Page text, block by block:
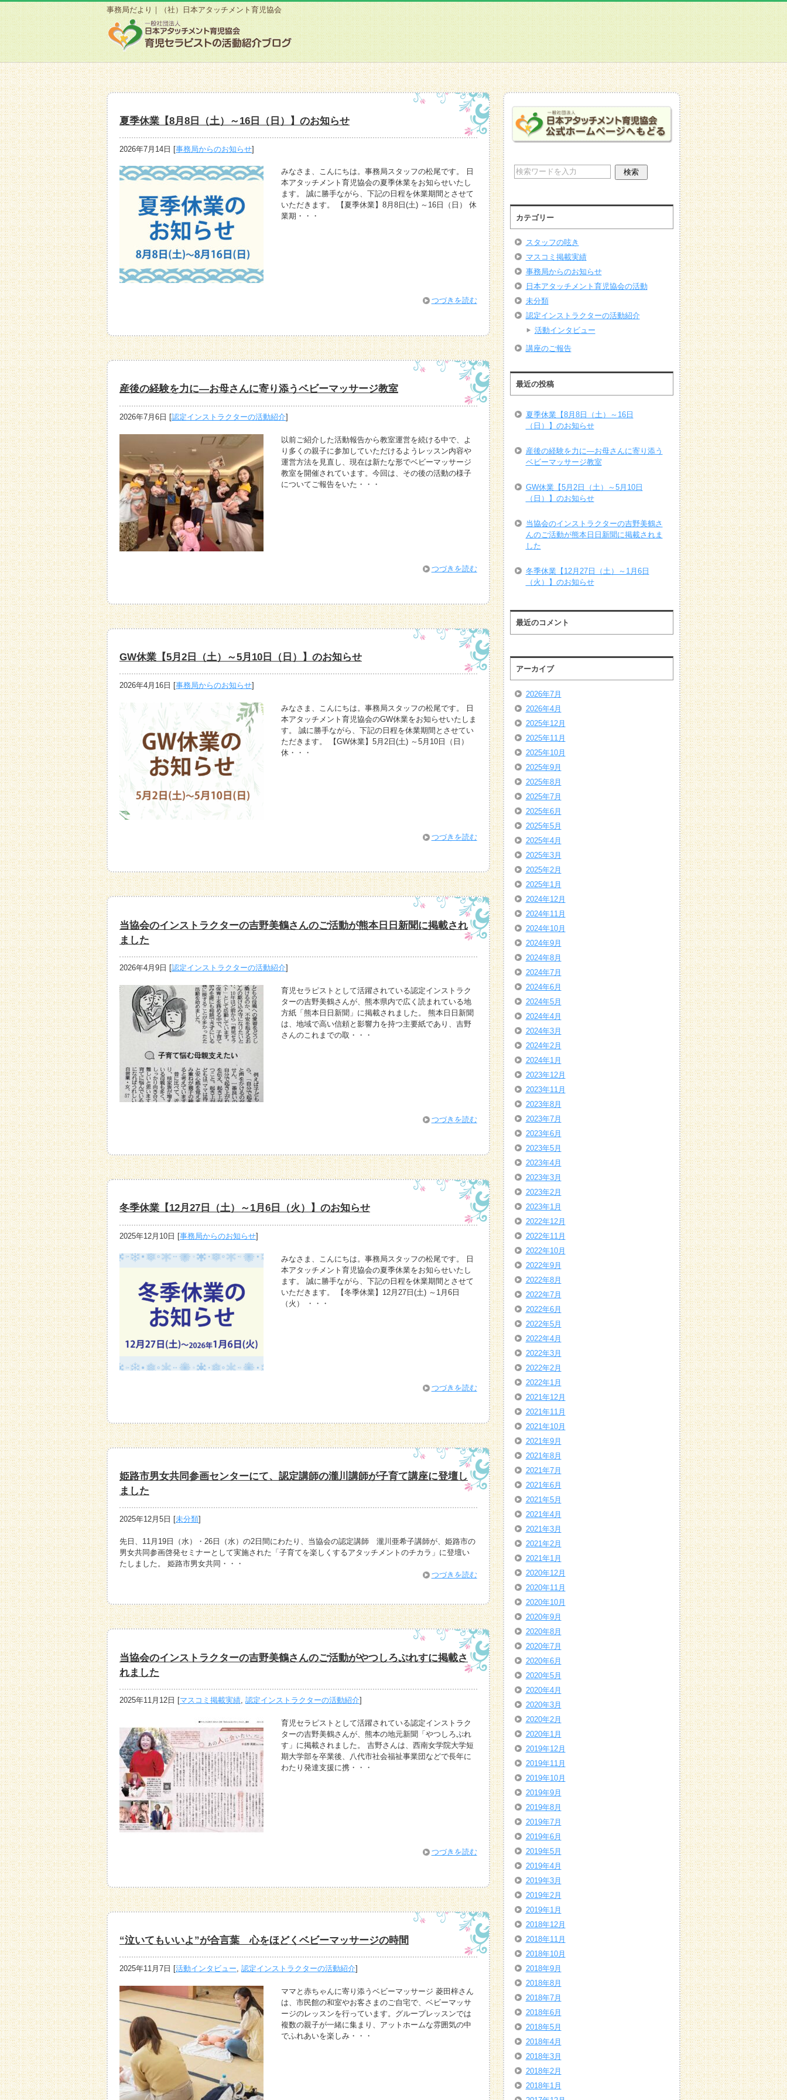
事務局だより｜（社）日本アタッチメント育児協会
夏季休業【8月8日（土）～16日（日）】のお知らせ
2026年7月14日 [事務局からのお知らせ]
みなさま、こんにちは。事務局スタッフの松尾です。 日
本アタッチメント育児協会の夏季休業をお知らせいたし
ます。 誠に勝手ながら、下記の日程を休業期間とさせて
いただきます。 【夏季休業】8月8日(土) ～16日（日） 休
業期・・・
つづきを読む
産後の経験を力に―お母さんに寄り添うベビーマッサージ教室
2026年7月6日 [認定インストラクターの活動紹介]
以前ご紹介した活動報告から教室運営を続ける中で、よ
り多くの親子に参加していただけるようレッスン内容や
運営方法を見直し、現在は新たな形でベビーマッサージ
教室を開催されています。今回は、その後の活動の様子
についてご報告をいた・・・
つづきを読む
GW休業【5月2日（土）～5月10日（日）】のお知らせ
2026年4月16日 [事務局からのお知らせ]
みなさま、こんにちは。事務局スタッフの松尾です。 日
本アタッチメント育児協会のGW休業をお知らせいたしま
す。 誠に勝手ながら、下記の日程を休業期間とさせてい
ただきます。 【GW休業】5月2日(土) ～5月10日（日）
休・・・
つづきを読む
当協会のインストラクターの吉野美鶴さんのご活動が熊本日日新聞に掲載され
ました
2026年4月9日 [認定インストラクターの活動紹介]
育児セラピストとして活躍されている認定インストラク
ターの吉野美鶴さんが、熊本県内で広く読まれている地
方紙「熊本日日新聞」に掲載されました。 熊本日日新聞
は、地域で高い信頼と影響力を持つ主要紙であり、吉野
さんのこれまでの取・・・
つづきを読む
冬季休業【12月27日（土）～1月6日（火）】のお知らせ
2025年12月10日 [事務局からのお知らせ]
みなさま、こんにちは。事務局スタッフの松尾です。 日
本アタッチメント育児協会の夏季休業をお知らせいたし
ます。 誠に勝手ながら、下記の日程を休業期間とさせて
いただきます。 【冬季休業】12月27日(土) ～1月6日
（火） ・・・
つづきを読む
姫路市男女共同参画センターにて、認定講師の瀧川講師が子育て講座に登壇し
ました
2025年12月5日 [未分類]
先日、11月19日（水）・26日（水）の2日間にわたり、当協会の認定講師 瀧川亜希子講師が、姫路市の
男女共同参画啓発セミナーとして実施された「子育てを楽しくするアタッチメントのチカラ」に登壇い
たしました。 姫路市男女共同・・・
つづきを読む
当協会のインストラクターの吉野美鶴さんのご活動がやつしろぷれすに掲載さ
れました
2025年11月12日 [マスコミ掲載実績, 認定インストラクターの活動紹介]
育児セラピストとして活躍されている認定インストラク
ターの吉野美鶴さんが、熊本の地元新聞「やつしろぷれ
す」に掲載されました。 吉野さんは、西南女学院大学短
期大学部を卒業後、八代市社会福祉事業団などで長年に
わたり発達支援に携・・・
つづきを読む
“泣いてもいいよ”が合言葉 心をほどくベビーマッサージの時間
2025年11月7日 [活動インタビュー 認定インストラクターの活動紹介]
ママと赤ちゃんに寄り添うベビーマッサージ 菱田梓さん
は、市民館の和室やお客さまのご自宅で、ベビーマッサ
ージのレッスンを行っています。グループレッスンでは
複数の親子が一緒に集まり、アットホームな雰囲気の中
でふれあいを楽しみ・・・
カテゴリー
スタッフの呟き
マスコミ掲載実績
事務局からのお知らせ
日本アタッチメント育児協会の活動
未分類
認定インストラクターの活動紹介
活動インタビュー
講座のご報告
最近の投稿
夏季休業【8月8日（土）～16日
（日）】のお知らせ
産後の経験を力に―お母さんに寄り添う
ベビーマッサージ教室
GW休業【5月2日（土）～5月10日
（日）】のお知らせ
当協会のインストラクターの吉野美鶴さ
んのご活動が熊本日日新聞に掲載されま
した
冬季休業【12月27日（土）～1月6日
（火）】のお知らせ
最近のコメント
アーカイブ
2026年7月
2026年4月
2025年12月
2025年11月
2025年10月
2025年9月
2025年8月
2025年7月
2025年6月
2025年5月
2025年4月
2025年3月
2025年2月
2025年1月
2024年12月
2024年11月
2024年10月
2024年9月
2024年8月
2024年7月
2024年6月
2024年5月
2024年4月
2024年3月
2024年2月
2024年1月
2023年12月
2023年11月
2023年8月
2023年7月
2023年6月
2023年5月
2023年4月
2023年3月
2023年2月
2023年1月
2022年12月
2022年11月
2022年10月
2022年9月
2022年8月
2022年7月
2022年6月
2022年5月
2022年4月
2022年3月
2022年2月
2022年1月
2021年12月
2021年11月
2021年10月
2021年9月
2021年8月
2021年7月
2021年6月
2021年5月
2021年4月
2021年3月
2021年2月
2021年1月
2020年12月
2020年11月
2020年10月
2020年9月
2020年8月
2020年7月
2020年6月
2020年5月
2020年4月
2020年3月
2020年2月
2020年1月
2019年12月
2019年11月
2019年10月
2019年9月
2019年8月
2019年7月
2019年6月
2019年5月
2019年4月
2019年3月
2019年2月
2019年1月
2018年12月
2018年11月
2018年10月
2018年9月
2018年8月
2018年7月
2018年6月
2018年5月
2018年4月
2018年3月
2018年2月
2018年1月